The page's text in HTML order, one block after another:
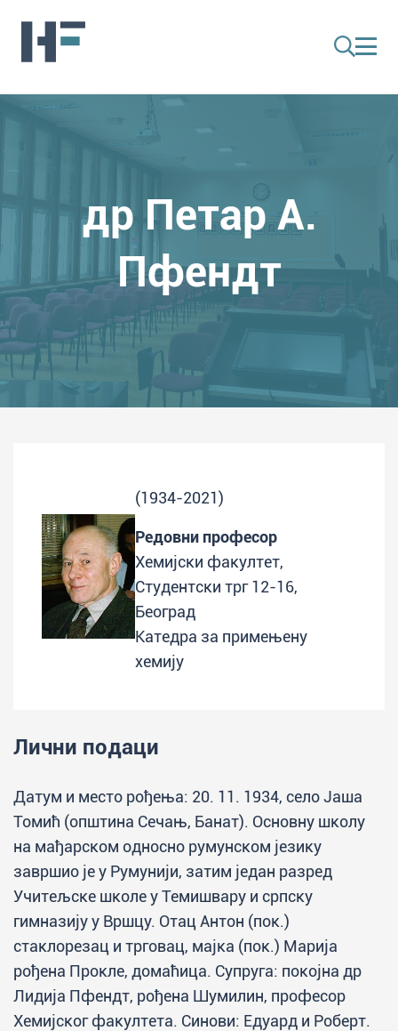
др Петар А.
Пфендт
(1934-2021)
Редовни професор
Хемијски факултет,
Студентски трг 12-16,
Београд
Катедра за примењену
хемију
Лични подаци
Датум и место рођења: 20. 11. 1934, село Јаша
Томић (општина Сечањ, Банат). Основну школу
на мађарском односно румунском језику
завршио је у Румунији, затим један разред
Учитељске школе у Темишвару и српску
гимназију у Вршцу. Отац Антон (пок.)
стаклорезац и трговац, мајка (пок.) Марија
рођена Прокле, домаћица. Супруга: покојна др
Лидија Пфендт, рођена Шумилин, професор
Хемијског факултета. Синови: Едуард и Роберт.